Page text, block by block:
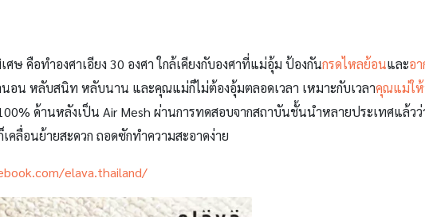
ษ คือทำองศาเอียง 30 องศา ใกล้เคียงกับองศาที่แม่อุ้ม ป้องกันกรดไหลย้อนและอ
นอน หลับสนิท หลับนาน และคุณแม่ก็ไม่ต้องอุ้มตลอดเวลา เหมาะกับเวลาคุณแม่ใ
ด้านหลังเป็น Air Mesh ผ่านการทดสอบจากสถาบันชั้นนำหลายประเทศแล้ว
คลื่อนย้ายสะดวก ถอดซักทำความสะอาดง่าย
elava.thailand/